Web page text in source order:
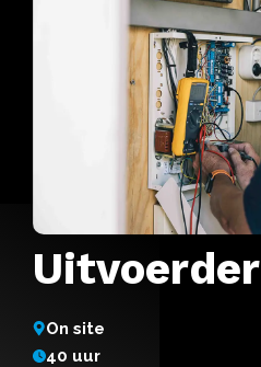
Uitvoerder
On site
40 uur